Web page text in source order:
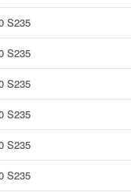
S235
S235
S235
S235
S235
S235